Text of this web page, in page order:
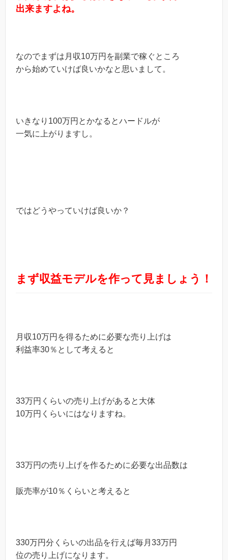
出来ますよね。
なのでまずは月収10万円を副業で稼ぐところ
から始めていけば良いかなと思いまして。
いきなり100万円とかなるとハードルが
一気に上がりますし。
ではどうやっていけば良いか？
まず収益モデルを作って見ましょう！
月収10万円を得るために必要な売り上げは
利益率30％として考えると
33万円くらいの売り上げがあると大体
10万円くらいにはなりますね。
33万円の売り上げを作るために必要な出品数は
販売率が10％くらいと考えると
330万円分くらいの出品を行えば毎月33万円
位の売り上げになります。